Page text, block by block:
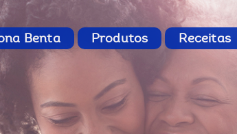
Benta Produtos Receitas